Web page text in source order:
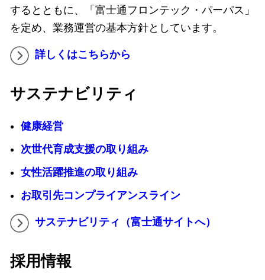
するとともに、「富士通フロンテック・パーパス」
を定め、業務運営の基本方針としています。
詳しくはこちらから
サステナビリティ
健康経営
次世代育成支援の取り組み
女性活躍推進の取り組み
お取引先コンプライアンスライン
サステナビリティ（富士通サイトへ）
採用情報